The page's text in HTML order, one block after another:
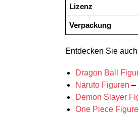
Lizenz
Verpackung
Entdecken Sie
Dragon Ball
Naruto Figuren –
Demon Slayer
One Piece